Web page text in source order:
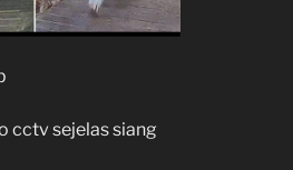
cctv sejelas siang